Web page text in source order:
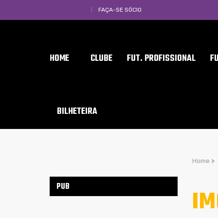
FAÇA-SE SÓCIO
HOME CLUBE FUT. PROFISSIONAL
BILHETEIRA
Home >
PUB